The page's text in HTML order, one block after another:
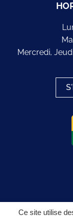
Ce site utilise
Mercredi,